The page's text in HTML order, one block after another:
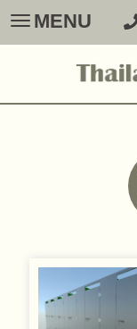
Toggle
navigation
MENU